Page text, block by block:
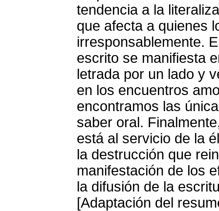
tendencia a la
que afecta a quienes
irresponsablemente.
escrito se manifiesta
letrada por un lado y
en los encuentros amosoros de los amantes, donde
encontramos las
saber oral.
está al servicio de la
la destrucción que reina en “Celestina” como una
manifestación de los
la difusión de la
[Adaptación del